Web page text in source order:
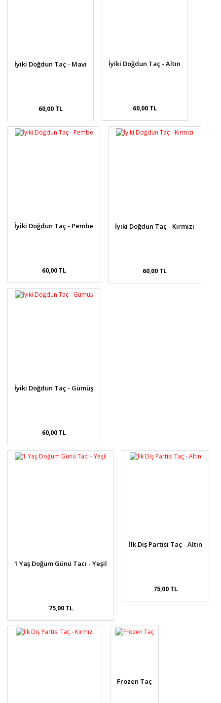
İyiki Doğdun Taç - Mavi
60,00 TL
İyiki Doğdun Taç - Altın
60,00 TL
İyiki Doğdun Taç - Pembe
60,00 TL
İyiki Doğdun Taç - Kırmızı
60,00 TL
İyiki Doğdun Taç - Gümüş
60,00 TL
1 Yaş Doğum Günü Tacı - Yeşil
75,00 TL
İlk Diş Partisi Taç - Altın
75,00 TL
Frozen Taç